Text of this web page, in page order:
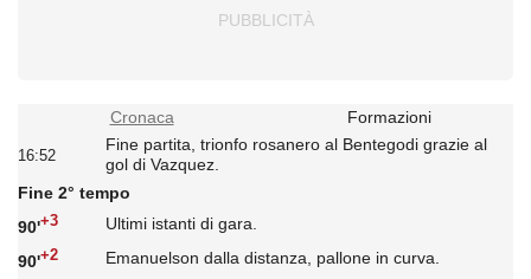
Cronaca Formazioni
16:52
Fine partita, trionfo rosanero al Bentegodi grazie al
gol di Vazquez.
Fine 2° tempo
90'+3 Ultimi istanti di gara.
90'+2 Emanuelson dalla distanza, pallone in curva.